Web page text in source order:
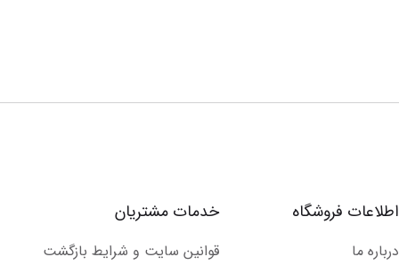
اطلاعات فروشگاه
درباره ما
خدمات مشتریان
قوانین سایت و شرایط بازگشت